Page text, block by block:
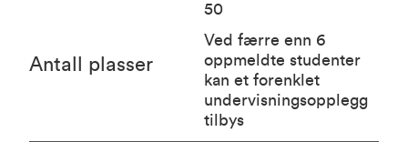
Antall plasser
50
Ved færre enn 6
oppmeldte studenter
kan et forenklet
undervisningsopplegg
tilbys